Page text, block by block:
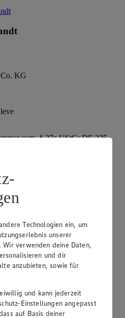
KG
gem. § 27a UStG: DE 335
e. K.
(Vorstandsvorsitzender),
Peter Wagener
geschützt. Der
das Recht, den auf dieser
Technologien ein, um
unserer
Wir verwenden deine Daten,
und dir
anzubieten, sowie für
und kann jederzeit
Einstellungen angepasst
auf Basis deiner